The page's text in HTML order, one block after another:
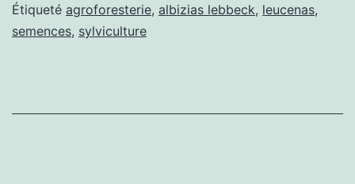
Étiqueté agroforesterie, albizias lebbeck, leucenas,
semences, sylviculture